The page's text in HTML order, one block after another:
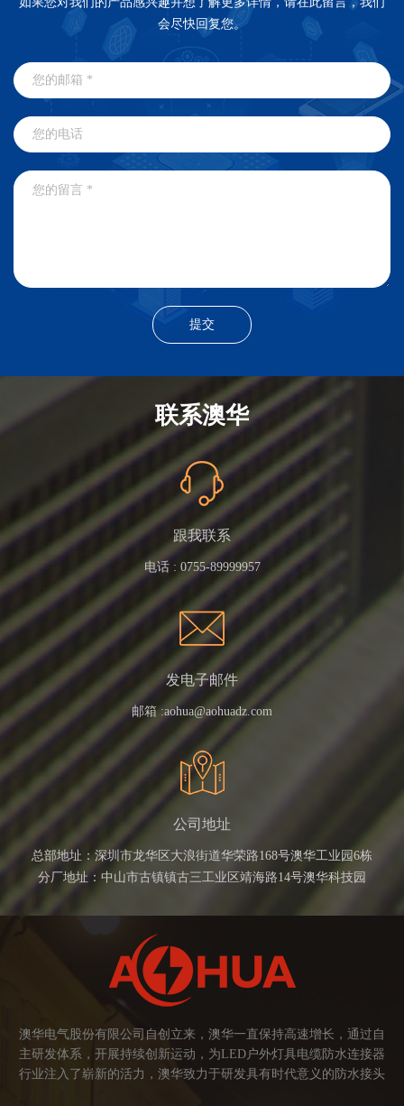
会尽快回复您。
联系澳华
跟我联系
电话 : 0755-89999957
发电子邮件
邮箱 :aohua@aohuadz.com
公司地址
总部地址：深圳市龙华区大浪街道华荣路168号澳华工业园6栋
分厂地址：中山市古镇镇古三工业区靖海路14号澳华科技园
澳华电气股份有限公司自创立来，澳华一直保持高速增长，通过自
主研发体系，开展持续创新运动，为LED户外灯具电缆防水连接器
行业注入了崭新的活力，澳华致力于研发具有时代意义的防水接头